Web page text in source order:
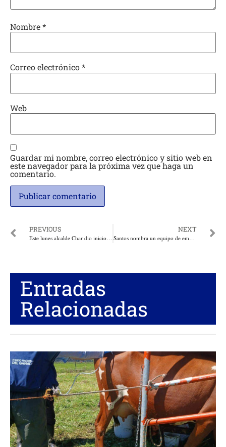
Nombre*
Correo electrónico*
Web
Guardar mi nombre, correo electrónico y sitio web en
este navegador para la próxima vez que haga un
comentario.
PREVIOUS
Este lunes alcalde Char dio inicio a la construcción de la prolongación de la carrera 43 en Barranquilla
NEXT
Santos nombra un equipo de empalme. Según la Mincomercio Santos aspira a una transición, organizada, transparente y objetiva
Entradas
Relacionadas